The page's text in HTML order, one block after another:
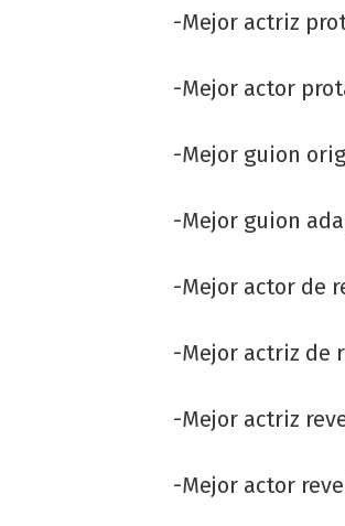
-Mejor actriz
-Mejor actor
-Mejor guion
-Mejor guion
-Mejor actor de
-Mejor actriz de
-Mejor actriz
-Mejor actor